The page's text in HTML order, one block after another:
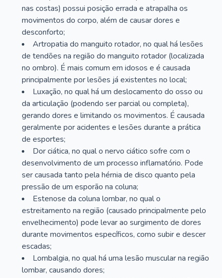
nas costas) possui posição errada e atrapalha os
movimentos do corpo, além de causar dores e
desconforto;
Artropatia do manguito rotador, no qual há lesões
de tendões na região do manguito rotador (localizada
no ombro). É mais comum em idosos e é causada
principalmente por lesões já existentes no local;
Luxação, no qual há um deslocamento do osso ou
da articulação (podendo ser parcial ou completa),
gerando dores e limitando os movimentos. É causada
geralmente por acidentes e lesões durante a prática
de esportes;
Dor ciática, no qual o nervo ciático sofre com o
desenvolvimento de um processo inflamatório. Pode
ser causada tanto pela hérnia de disco quanto pela
pressão de um esporão na coluna;
Estenose da coluna lombar, no qual o
estreitamento na região (causado principalmente pelo
envelhecimento) pode levar ao surgimento de dores
durante movimentos específicos, como subir e descer
escadas;
Lombalgia, no qual há uma lesão muscular na região
lombar, causando dores;